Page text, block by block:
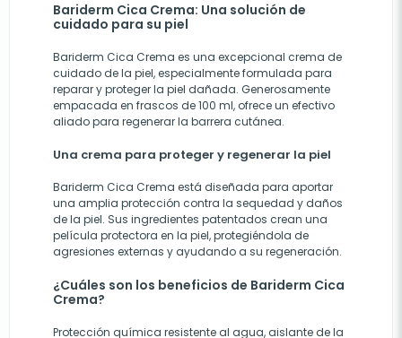
Bariderm Cica Crema: Una solución de
cuidado para su piel
Bariderm Cica Crema es una excepcional crema de
cuidado de la piel, especialmente formulada para
reparar y proteger la piel dañada. Generosamente
empacada en frascos de 100 ml, ofrece un efectivo
aliado para regenerar la barrera cutánea.
Una crema para proteger y regenerar la piel
Bariderm Cica Crema está diseñada para aportar
una amplia protección contra la sequedad y daños
de la piel. Sus ingredientes patentados crean una
película protectora en la piel, protegiéndola de
agresiones externas y ayudando a su regeneración.
¿Cuáles son los beneficios de Bariderm Cica
Crema?
Protección química resistente al agua, aislante de la